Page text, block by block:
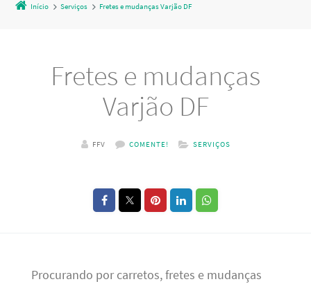
Início Serviços Fretes e mudanças Varjão DF
Fretes e mudanças
Varjão DF
FFV COMENTE! SERVIÇOS
Procurando por carretos, fretes e mudanças